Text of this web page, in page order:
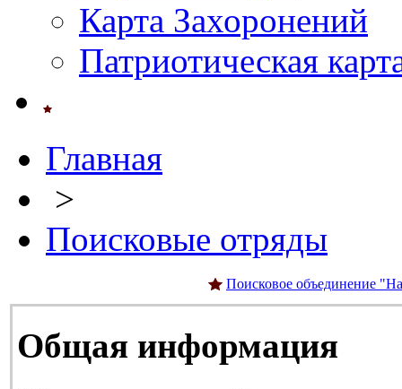
Карта Захоронений
Патриотическая
Главная
>
Поисковые отряды
Поисковое объединение
Общая информация